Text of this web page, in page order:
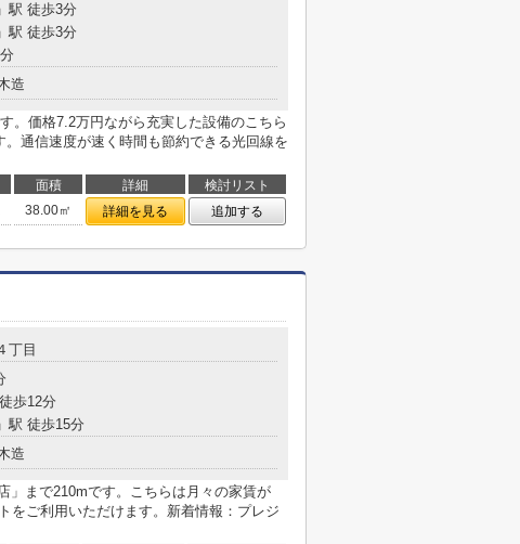
」駅 徒歩3分
」駅 徒歩3分
造
。価格7.2万円ながら充実した設備のこちら
通信速度が速く時間も節約できる光回線を
面積 詳細
検討リスト
38.00㎡ 詳細を見る 追加する
丁目
歩12分
」駅 徒歩15分
造
」まで210mです。こちらは月々の家賃が
をご利用いただけます。新着情報：プレジ